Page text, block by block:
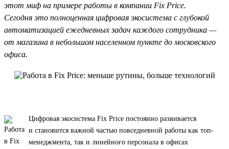
этот миф на примере работы в компании Fix Price.
Сегодня это полноценная цифровая экосистема с глубокой
автоматизацией ежедневных задач каждого сотрудника —
от магазина в небольшом населенном пункте до московского
офиса.
Цифровая экосистема Fix Price постоянно развивается
и становится важной частью повседневной работы как топ-
менеджмента, так и линейного персонала в офисах